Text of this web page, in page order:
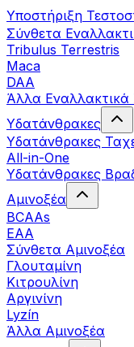
Υποστήριξη
Σύνθετα
Tribulus Terrestris
Maca
DAA
Άλλα Εναλλακτικά
Υδατάνθρακες
Υδατάνθρακες
All-in-One
Υδατάνθρακες
Αμινοξέα
BCAAs
EAA
Σύνθετα Αμινοξέα
Γλουταμίνη
Κιτρουλίνη
Αργινίνη
Lyzín
Άλλα Αμινοξέα